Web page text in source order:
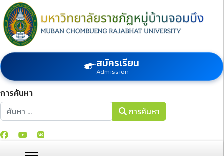
สมัครเรียน
Admission
การค้นหา
การค้นหา
การค้นหา